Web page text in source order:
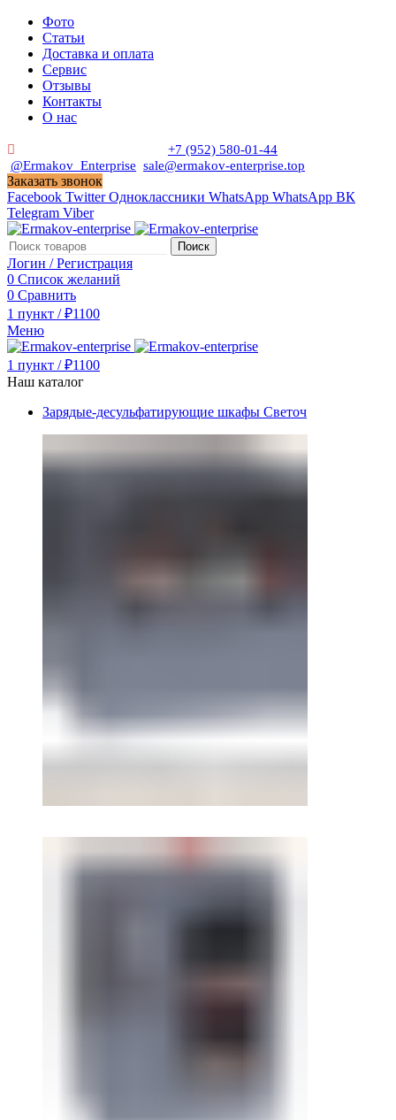
Фото
Статьи
Доставка и оплата
Сервис
Отзывы
Контакты
О нас
+7 (952) 580-01-44
@Ermakov_Enterprise sale@ermakov-enterprise.top
Заказать звонок
Facebook Twitter Одноклассники WhatsApp WhatsApp ВК
Telegram Viber
Поиск
Логин / Регистрация
0 Список желаний
0 Сравнить
1 пункт / ₽1100
Меню
1 пункт / ₽1100
Наш каталог
Зарядые-десульфатирующие шкафы Светоч